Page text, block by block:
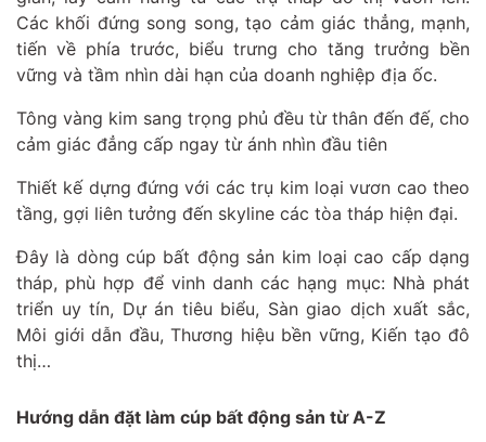
Các khối đứng song song, tạo cảm giác thẳng, mạnh,
tiến về phía trước, biểu trưng cho tăng trưởng bền
vững và tầm nhìn dài hạn của doanh nghiệp địa ốc.
Tông vàng kim sang trọng phủ đều từ thân đến đế, cho
cảm giác đẳng cấp ngay từ ánh nhìn đầu tiên
Thiết kế dựng đứng với các trụ kim loại vươn cao theo
tầng, gợi liên tưởng đến skyline các tòa tháp hiện đại.
Đây là dòng cúp bất động sản kim loại cao cấp dạng
tháp, phù hợp để vinh danh các hạng mục: Nhà phát
triển uy tín, Dự án tiêu biểu, Sàn giao dịch xuất sắc,
Môi giới dẫn đầu, Thương hiệu bền vững, Kiến tạo đô
thị…
Hướng dẫn đặt làm cúp bất động sản từ A-Z